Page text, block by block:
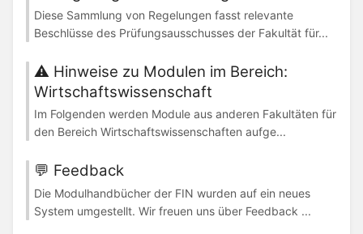
Diese Sammlung von Regelungen fasst relevante
Beschlüsse des Prüfungsausschusses der Fakultät für...
⚠️ Hinweise zu Modulen im Bereich:
Wirtschaftswissenschaft
Im Folgenden werden Module aus anderen Fakultäten für
den Bereich Wirtschaftswissenschaften aufge...
💬 Feedback
Die Modulhandbücher der FIN wurden auf ein neues
System umgestellt. Wir freuen uns über Feedback ...